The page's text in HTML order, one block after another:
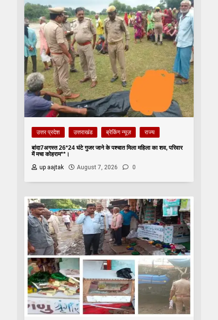
उत्तर प्रदेश उत्तराखंड ब्रेकिंग न्यूज़ राज्य
बांदा7अगस्त 26*24 घंटे गुजर जाने के पश्चात मिला महिला का शव, परिवार
में मचा कोहराम**।
up aajtak
August 7, 2026 0